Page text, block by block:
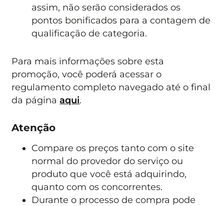
assim, não serão considerados os
pontos bonificados para a contagem de
qualificação de categoria.
Para mais informações sobre esta
promoção, você poderá acessar o
regulamento completo navegado até o final
da páginaaqui.
Atenção
Compare os preços tanto com o site
normal do provedor do serviço ou
produto que você está adquirindo,
quanto com os concorrentes.
Durante o processo de compra pode